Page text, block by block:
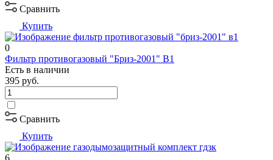
Сравнить
Купить
0
Фильтр противогазовый "Бриз-2001" В1
Есть в наличии
395 руб.
Сравнить
Купить
6